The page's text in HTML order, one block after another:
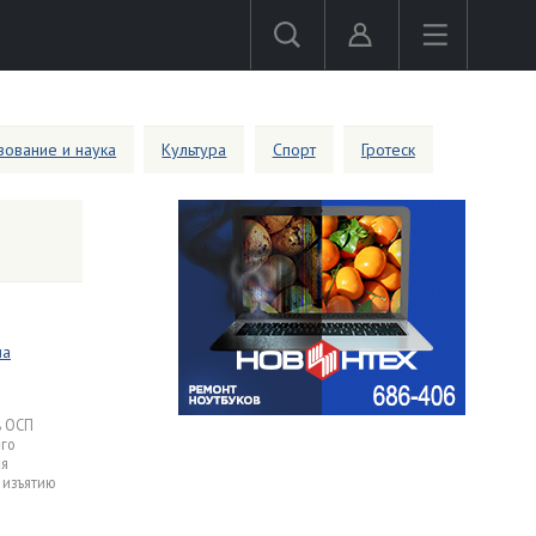
и наука Культура Спорт Гротеск
ОСП